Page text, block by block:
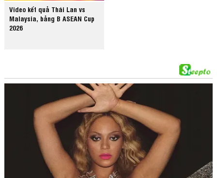
Video kết quả Thái Lan vs
Malaysia, bảng B ASEAN Cup
2026